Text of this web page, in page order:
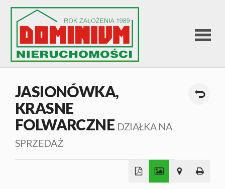
STRONA
JASIONÓWKA,
KRASNE
FOLWARCZNE DZIAŁKA NA
SPRZEDAŻ